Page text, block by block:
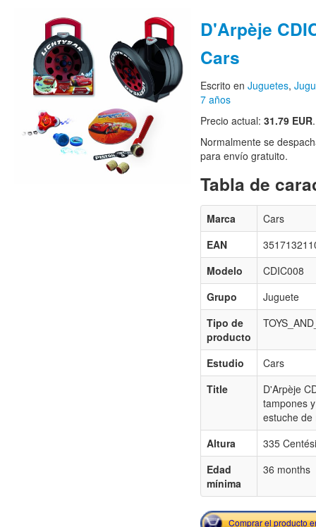
D'Arpèje
Cars
Escrito en Juguetes,
7 años
Precio actual: 31.79 EUR.
Normalmente se
para envío gratuito.
Tabla de
Marca
Cars
EAN
Modelo
CDIC008
Grupo
Juguete
Tipo de
producto
Estudio
Cars
Title
D'Arpèje
tampones
estuche de
Altura
335
Edad
mínima
36 months
Comprar el producto